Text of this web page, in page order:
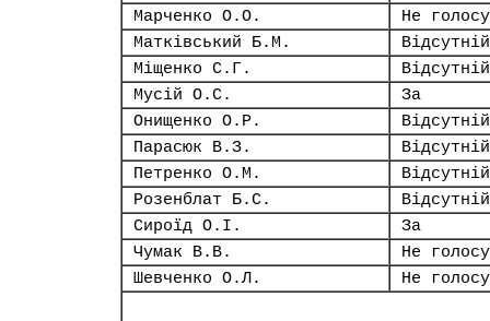
Марченко О.О.
Не
Матківський Б.М.
Відсутній
Міщенко С.Г.
Відсутній
Мусій О.С.
За
Онищенко О.Р.
Відсутній
Парасюк В.З.
Відсутній
Петренко О.М.
Відсутній
Розенблат Б.С.
Відсутній
Сироїд О.І.
За
Чумак В.В.
Не
Шевченко О.Л.
Не